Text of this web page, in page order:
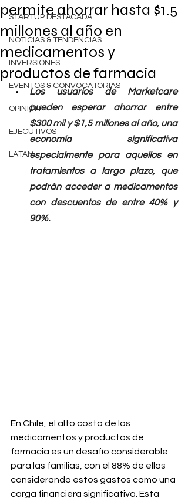
STARTUP DESTACADA
NOTICIAS & TENDENCIAS
INVERSIONES
EVENTOS & CONVOCATORIAS
OPINIÓN
EJECUTIVOS
LATAM
permite ahorrar hasta $1.5
millones al año en
medicamentos y
productos de farmacia
Los usuarios de Marketcare
pueden esperar ahorrar entre
$300 mil y $1,5 millones al año, una
economía significativa
especialmente para aquellos en
tratamientos a largo plazo, que
podrán acceder a medicamentos
con descuentos de entre 40% y
90%.
En Chile, el alto costo de los
medicamentos y productos de
farmacia es un desafío considerable
para las familias, con el 88% de ellas
considerando estos gastos como una
carga financiera significativa. Esta